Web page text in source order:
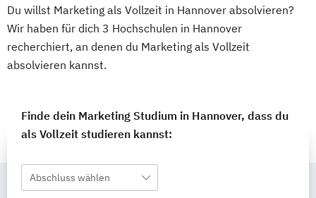
Du willst Marketing als Vollzeit in Hannover absolvieren?
Wir haben für dich 3 Hochschulen in Hannover
recherchiert, an denen du Marketing als Vollzeit
absolvieren kannst.
Finde dein Marketing Studium in Hannover, dass du
als Vollzeit studieren kannst:
Abschluss wählen